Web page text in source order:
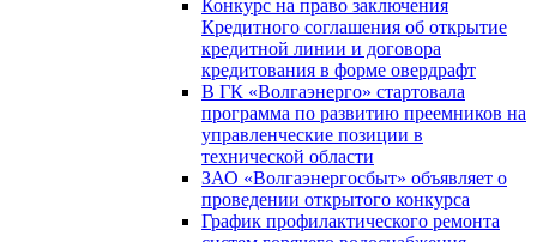
Конкурс на право заключения
Кредитного соглашения об открытие
кредитной линии и договора
кредитования в форме овердрафт
В ГК «Волгаэнерго» стартовала
программа по развитию преемников на
управленческие позиции в
технической области
ЗАО «Волгаэнергосбыт» объявляет о
проведении открытого конкурса
График профилактического ремонта